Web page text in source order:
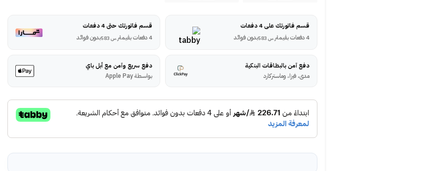
قسم فاتورتك على 4 دفعات
4 دفعات بقيمة
ر.س بدون فوائد
قسم فاتورتك حتى 4 دفعات
4 دفعات بقيمة
ر.س بدون فوائد
دفع آمن بالبطاقات البنكية
مدى، فيزا، وماستركارد
دفع سريع وآمن مع أبل باي
بواسطة Apple Pay